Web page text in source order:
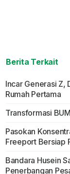
Berita Terkait
Incar Generasi Z,
Rumah Pertama
Transformasi
Pasokan
Freeport Bersiap
Bandara Husein
Penerbangan